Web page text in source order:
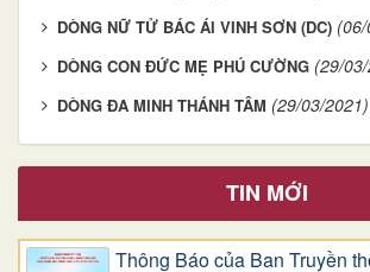
DÒNG NỮ TỬ BÁC ÁI VINH SƠN (DC)
DÒNG CON ĐỨC MẸ PHÚ CƯỜNG (29/
DÒNG ĐA MINH THÁNH TÂM (29/03/2021)
TIN MỚI
Thông Báo của Ban Truyền